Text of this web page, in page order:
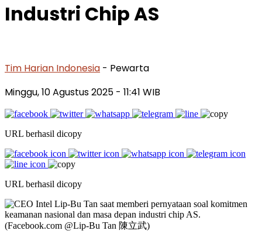
Industri Chip AS
Tim Harian Indonesia - Pewarta
Minggu, 10 Agustus 2025 - 11:41 WIB
URL berhasil dicopy
URL berhasil dicopy